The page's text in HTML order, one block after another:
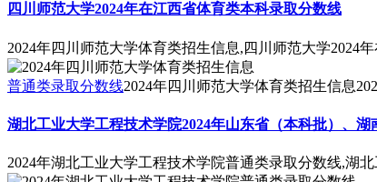
四川师范大学2024年在江西省体育类本科录取分数线
2024年四川师范大学体育类招生信息,四川师范大学2024
普通类录取分数线2024年四川师范大学体育类招生信息
湖北工业大学工程技术学院2024年山东省（本科批）、
2024年湖北工业大学工程技术学院普通类录取分数线,湖